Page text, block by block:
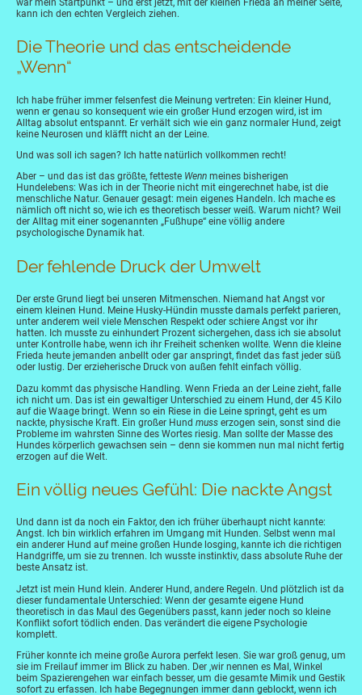
war mein Startpunkt – und erst jetzt, mit der kleinen Frieda an meiner Seite,
kann ich den echten Vergleich ziehen.
Die Theorie und das entscheidende
„Wenn“
Ich habe früher immer felsenfest die Meinung vertreten: Ein kleiner Hund,
wenn er genau so konsequent wie ein großer Hund erzogen wird, ist im
Alltag absolut entspannt. Er verhält sich wie ein ganz normaler Hund, zeigt
keine Neurosen und kläfft nicht an der Leine.
Und was soll ich sagen? Ich hatte natürlich vollkommen recht!
Aber – und das ist das größte, fetteste Wenn meines bisherigen
Hundelebens: Was ich in der Theorie nicht mit eingerechnet habe, ist die
menschliche Natur. Genauer gesagt: mein eigenes Handeln. Ich mache es
nämlich oft nicht so, wie ich es theoretisch besser weiß. Warum nicht? Weil
der Alltag mit einer sogenannten „Fußhupe“ eine völlig andere
psychologische Dynamik hat.
Der fehlende Druck der Umwelt
Der erste Grund liegt bei unseren Mitmenschen. Niemand hat Angst vor
einem kleinen Hund. Meine Husky-Hündin musste damals perfekt parieren,
unter anderem weil viele Menschen Respekt oder schiere Angst vor ihr
hatten. Ich musste zu einhundert Prozent sichergehen, dass ich sie absolut
unter Kontrolle habe, wenn ich ihr Freiheit schenken wollte. Wenn die kleine
Frieda heute jemanden anbellt oder gar anspringt, findet das fast jeder süß
oder lustig. Der erzieherische Druck von außen fehlt einfach völlig.
Dazu kommt das physische Handling. Wenn Frieda an der Leine zieht, falle
ich nicht um. Das ist ein gewaltiger Unterschied zu einem Hund, der 45 Kilo
auf die Waage bringt. Wenn so ein Riese in die Leine springt, geht es um
nackte, physische Kraft. Ein großer Hund muss erzogen sein, sonst sind die
Probleme im wahrsten Sinne des Wortes riesig. Man sollte der Masse des
Hundes körperlich gewachsen sein – denn sie kommen nun mal nicht fertig
erzogen auf die Welt.
Ein völlig neues Gefühl: Die nackte Angst
Und dann ist da noch ein Faktor, den ich früher überhaupt nicht kannte:
Angst. Ich bin wirklich erfahren im Umgang mit Hunden. Selbst wenn mal
ein anderer Hund auf meine großen Hunde losging, kannte ich die richtigen
Handgriffe, um sie zu trennen. Ich wusste instinktiv, dass absolute Ruhe der
beste Ansatz ist.
Jetzt ist mein Hund klein. Anderer Hund, andere Regeln. Und plötzlich ist da
dieser fundamentale Unterschied: Wenn der gesamte eigene Hund
theoretisch in das Maul des Gegenübers passt, kann jeder noch so kleine
Konflikt sofort tödlich enden. Das verändert die eigene Psychologie
komplett.
Früher konnte ich meine große Aurora perfekt lesen. Sie war groß genug, um
sie im Freilauf immer im Blick zu haben. Der ,wir nennen es Mal, Winkel
beim Spazierengehen war einfach besser, um die gesamte Mimik und Gestik
sofort zu erfassen. Ich habe Begegnungen immer dann geblockt, wenn ich